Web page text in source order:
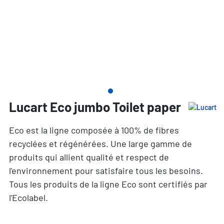
Lucart Eco jumbo Toilet paper
Eco est la ligne composée à 100% de fibres
recyclées et régénérées. Une large gamme de
produits qui allient qualité et respect de
l'environnement pour satisfaire tous les besoins.
Tous les produits de la ligne Eco sont certifiés par
l'Ecolabel.